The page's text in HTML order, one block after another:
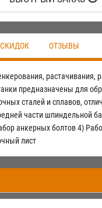
ОТЗЫВЫ
растачивания,
предназначены для
сталей и сплавов,
части шпиндельной
анкерных болтов 4)
лист